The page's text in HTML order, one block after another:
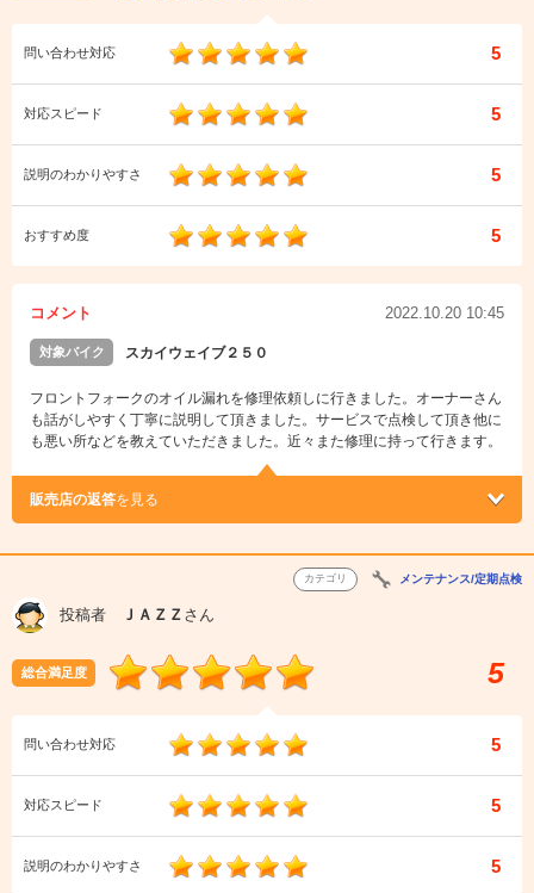
問い合わせ対応 5
対応スピード 5
説明のわかりやすさ 5
おすすめ度 5
コメント 2022.10.20 10:45
対象バイク スカイウェイブ２５０
フロントフォークのオイル漏れを修理依頼しに行きました。オーナーさん
も話がしやすく丁寧に説明して頂きました。サービスで点検して頂き他に
も悪い所などを教えていただきました。近々また修理に持って行きます。
販売店の返答を見る
カテゴリ メンテナンス/定期点検
投稿者 ＪＡＺＺ さん
総合満足度 5
問い合わせ対応 5
対応スピード 5
説明のわかりやすさ 5